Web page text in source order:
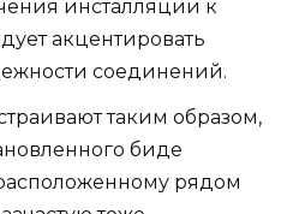
инсталляции к
акцентировать
соединений.
таким образом,
биде
рядом